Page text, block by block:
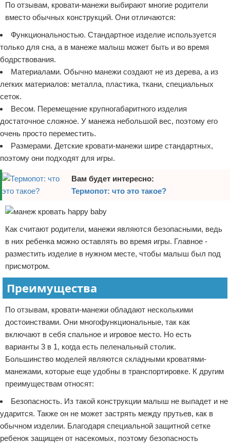
По отзывам, кровати-манежи выбирают многие родители
вместо обычных конструкций. Они отличаются:
Функциональностью. Стандартное изделие используется
только для сна, а в манеже малыш может быть и во время
бодрствования.
Материалами. Обычно манежи создают не из дерева, а из
легких материалов: металла, пластика, ткани, специальных
сеток.
Весом. Перемещение крупногабаритного изделия
достаточное сложное. У манежа небольшой вес, поэтому его
очень просто переместить.
Размерами. Детские кровати-манежи шире стандартных,
поэтому они подходят для игры.
Вам будет интересно:
Термопот: что это такое?
Как считают родители, манежи являются безопасными, ведь
в них ребенка можно оставлять во время игры. Главное -
разместить изделие в нужном месте, чтобы малыш был под
присмотром.
Преимущества
По отзывам, кровати-манежи обладают несколькими
достоинствами. Они многофункциональные, так как
включают в себя спальное и игровое место. Но есть
варианты 3 в 1, когда есть пеленальный столик.
Большинство моделей являются складными кроватями-
манежами, которые еще удобны в транспортировке. К другим
преимуществам относят:
Безопасность. Из такой конструкции малыш не выпадет и не
ударится. Также он не может застрять между прутьев, как в
обычном изделии. Благодаря специальной защитной сетке
ребенок защищен от насекомых, поэтому безопасность